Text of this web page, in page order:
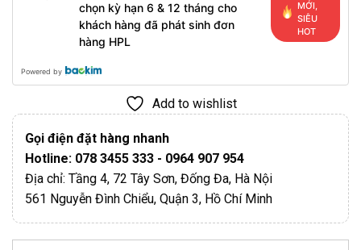
chọn kỳ hạn 6 & 12 tháng cho
khách hàng đã phát sinh đơn
hàng HPL
MỚI,
SIÊU
HOT
Powered by
Add to wishlist
Gọi điện đặt hàng nhanh
Hotline: 078 3455 333 - 0964 907 954
Địa chỉ: Tầng 4, 72 Tây Sơn, Đống Đa, Hà Nội
561 Nguyễn Đình Chiểu, Quận 3, Hồ Chí Minh